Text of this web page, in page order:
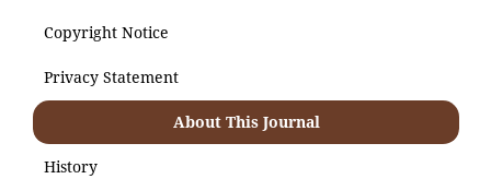
Copyright Notice
Privacy Statement
About This Journal
History